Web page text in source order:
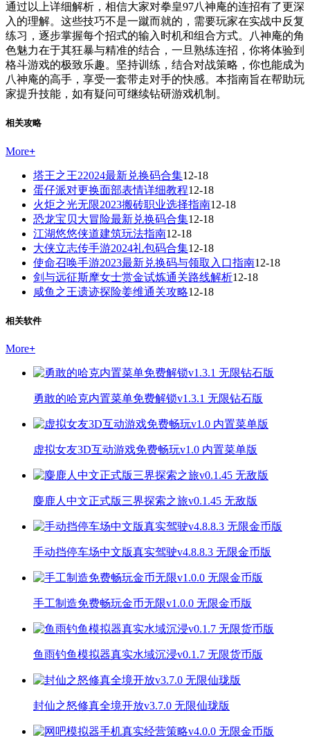
通过以上详细解析，相信大家对拳皇97八神庵的连招有了更深
入的理解。这些技巧不是一蹴而就的，需要玩家在实战中反复
练习，逐步掌握每个招式的输入时机和组合方式。八神庵的角
色魅力在于其狂暴与精准的结合，一旦熟练连招，你将体验到
格斗游戏的极致乐趣。坚持训练，结合对战策略，你也能成为
八神庵的高手，享受一套带走对手的快感。本指南旨在帮助玩
家提升技能，如有疑问可继续钻研游戏机制。
相关攻略
More+
塔王之王22024最新兑换码合集12-18
蛋仔派对更换面部表情详细教程12-18
火炬之光无限2023搬砖职业选择指南12-18
恐龙宝贝大冒险最新兑换码合集12-18
江湖悠悠侠道建筑玩法指南12-18
大侠立志传手游2024礼包码合集12-18
使命召唤手游2023最新兑换码与领取入口指南12-18
剑与远征斯摩女士赏金试炼通关路线解析12-18
咸鱼之王遗迹探险姜维通关攻略12-18
相关软件
More+
勇敢的哈克内置菜单免费解锁v1.3.1 无限钻石版
虚拟女友3D互动游戏免费畅玩v1.0 内置菜单版
麋鹿人中文正式版三界探索之旅v0.1.45 无敌版
手动挡停车场中文版真实驾驶v4.8.8.3 无限金币版
手工制造免费畅玩金币无限v1.0.0 无限金币版
鱼雨钓鱼模拟器真实水域沉浸v0.1.7 无限货币版
封仙之怒修真全境开放v3.7.0 无限仙珑版